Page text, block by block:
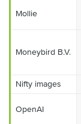
Mollie
Moneybird B.V.
Nifty images
OpenAI